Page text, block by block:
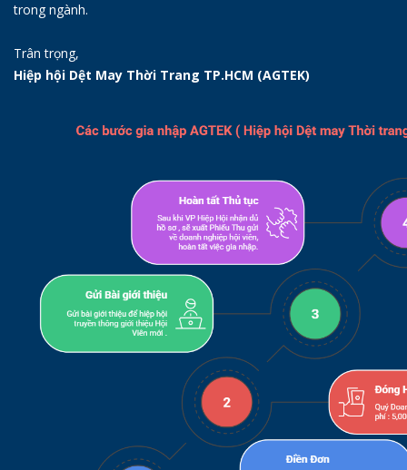
trong ngành.
Trân trọng,
Hiệp hội Dệt May Thời Trang TP.HCM (AGTEK)